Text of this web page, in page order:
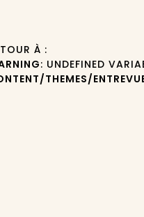
À :
: UNDEFINED
THEMES/